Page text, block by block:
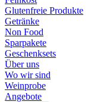
Glutenfreie Produkte
Getränke
Non Food
Sparpakete
Geschenksets
Über uns
Wo wir sind
Weinprobe
Angebote